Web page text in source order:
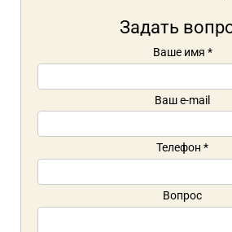
Задать
Ваше имя *
Ваш e-mail
Телефон *
Вопрос